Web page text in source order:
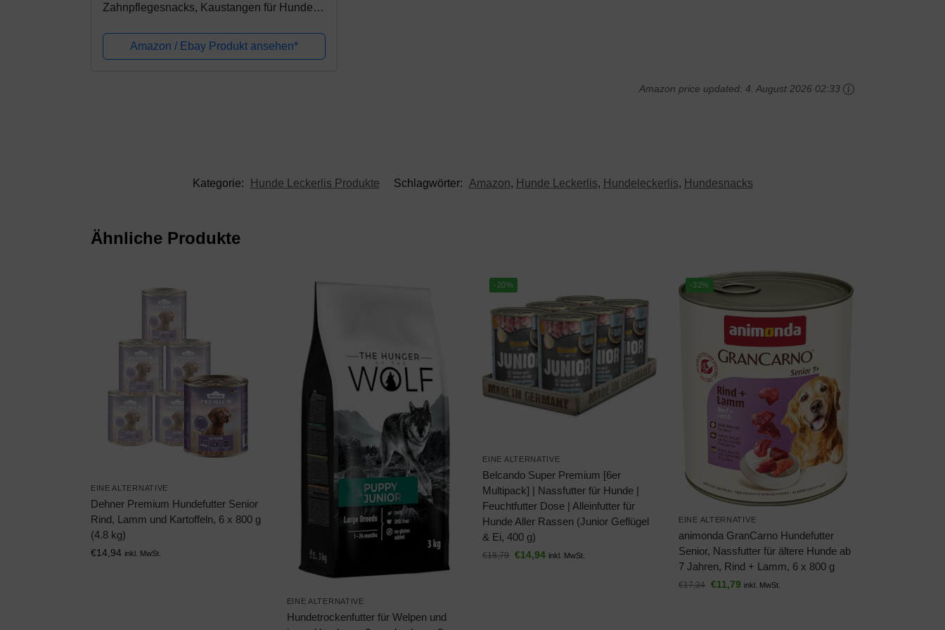
Zahnpflegesnacks, Kaustangen für Hunde,
Amazon / Ebay Produkt ansehen*
Amazon price updated:4. August 2026 02:33
Kategorie: Hunde Leckerlis Produkte Schlagwörter: Amazon, Hunde Leckerlis, Hundeleckerlis, Hundesnacks
Ähnliche Produkte
EINE ALTERNATIVE
Dehner Premium Hundefutter Senior
Rind, Lamm und Kartoffeln, 6 x 800 g
(4.8 kg)
€14,94 inkl. MwSt.
EINE ALTERNATIVE
Hundetrockenfutter für Welpen und
-20%
EINE ALTERNATIVE
Belcando Super Premium [6er
Multipack] | Nassfutter für Hunde |
Feuchtfutter Dose | Alleinfutter für
Hunde Aller Rassen (Junior Geflügel
& Ei, 400 g)
€18,79 €14,94 inkl. MwSt.
-32%
EINE ALTERNATIVE
animonda GranCarno Hundefutter
Senior, Nassfutter für ältere Hunde ab
7 Jahren, Rind + Lamm, 6 x 800 g
€17,34 €11,79 inkl. MwSt.